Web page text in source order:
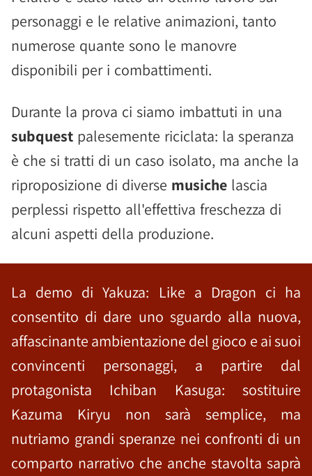
personaggi e le relative animazioni, tanto
numerose quante sono le manovre
disponibili per i combattimenti.
Durante la prova ci siamo imbattuti in una
subquest palesemente riciclata: la speranza
è che si tratti di un caso isolato, ma anche la
riproposizione di diverse musiche lascia
perplessi rispetto all'effettiva freschezza di
alcuni aspetti della produzione.
La demo di Yakuza: Like a Dragon ci ha
consentito di dare uno sguardo alla nuova,
affascinante ambientazione del gioco e ai suoi
convincenti personaggi, a partire dal
protagonista Ichiban Kasuga: sostituire
Kazuma Kiryu non sarà semplice, ma
nutriamo grandi speranze nei confronti di un
comparto narrativo che anche stavolta saprà